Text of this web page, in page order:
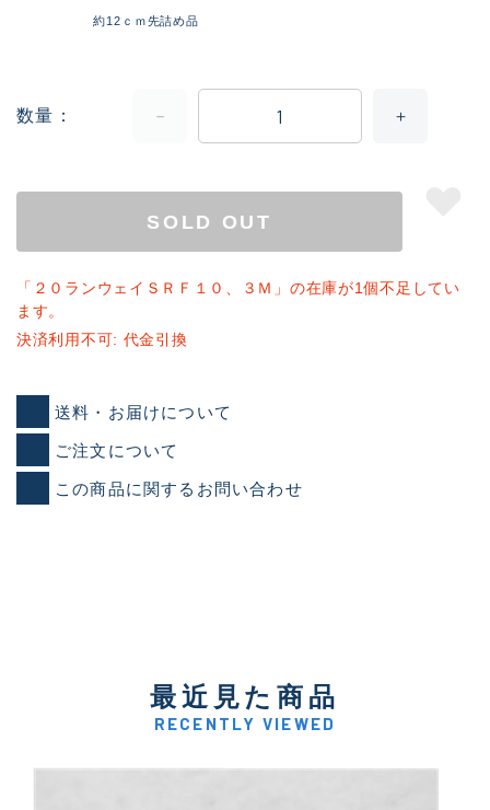
約12ｃｍ先詰め品
数量
SOLD OUT
「２０ランウェイＳＲＦ１０、３Ｍ」の在庫が1個不足してい
ます。
決済利用不可: 代金引換
送料・お届けについて
ご注文について
この商品に関するお問い合わせ
最近見た商品
RECENTLY VIEWED